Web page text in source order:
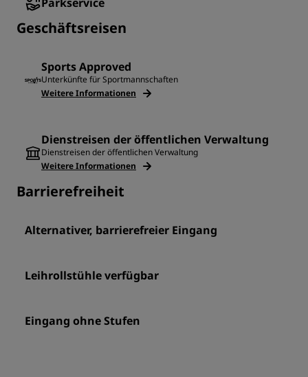
Geschäftsreisen
Sports Approved
Unterkünfte für Sportmannschaften
Weitere Informationen
Dienstreisen der öffentlichen Verwaltung
Dienstreisen der öffentlichen Verwaltung
Weitere Informationen
Barrierefreiheit
Alternativer, barrierefreier Eingang
Leihrollstühle verfügbar
Eingang ohne Stufen